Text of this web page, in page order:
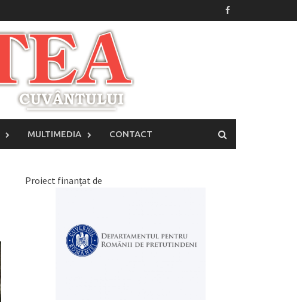
MULTIMEDIA CONTACT
Proiect finanțat de